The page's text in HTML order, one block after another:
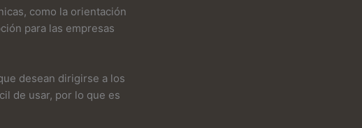
como la orientación
para las empresas
desean dirigirse a los
de usar, por lo que es